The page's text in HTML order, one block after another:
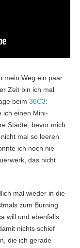
mein Weg ein paar
Zeit bin ich mal
beim 36C3:
ich einen Mini-
Städte, bevor mich
mal so leeren
ich noch nie
das nicht
mal wieder in die
zum Burning
will und ebenfalls
nichts schief
die ich gerade